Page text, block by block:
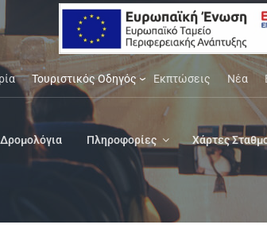
Τουριστικός Οδηγός Εκπτώσεις Νέα
Δρομολόγια Πληροφορίες Χάρτες